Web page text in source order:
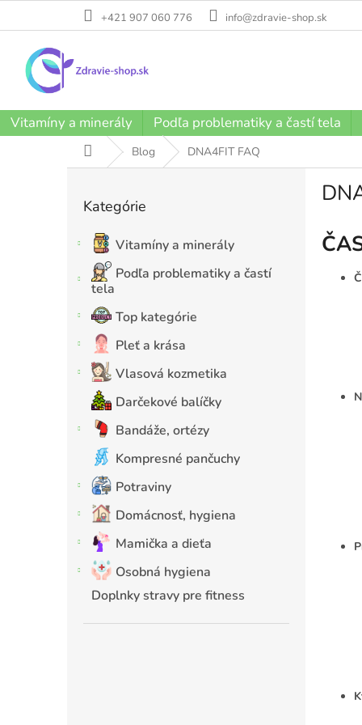
+421 907 060 776 info@zdravie-shop.sk
Vitamíny a minerály Podľa problematiky a častí tela
DomovBlog DNA4FIT FAQ
Preskočiť
Kategórie
Vitamíny a minerály
Podľa problematiky a častí
tela
Top kategórie
Pleť a krása
Vlasová kozmetika
Darčekové balíčky
Bandáže, ortézy
Kompresné pančuchy
Potraviny
Domácnosť, hygiena
Mamička a dieťa
Osobná hygiena
Doplnky stravy pre fitness